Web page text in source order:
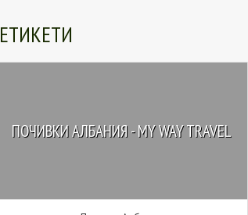
ЕТИКЕТИ
ПОЧИВКИ АЛБАНИЯ - MY WAY TRAVEL